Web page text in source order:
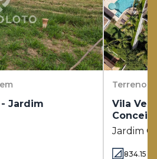
Jardim
Terreno
Vila
Jardim
834.15